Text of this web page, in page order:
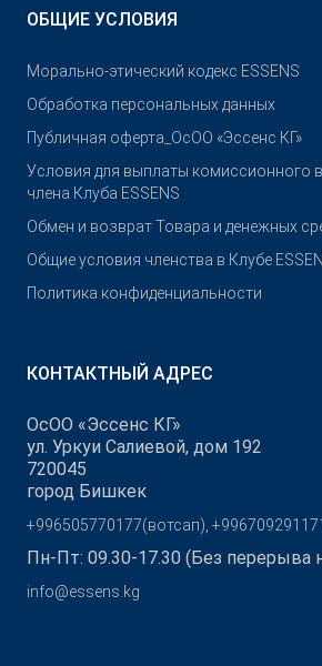
ОБЩИЕ УСЛОВИЯ
Морально-этический кодекс ESSENS
Обработка персональных данных
Публичная оферта_ОсОО «Эссенс КГ»
Условия для выплаты комиссионного
члена Клуба ESSENS
Обмен и возврат Товара и денежных
Общие условия членства в Клубе
Политика конфиденциальности
КОНТАКТНЫЙ АДРЕС
ОсОО «Эссенс КГ»
ул. Уркуи Салиевой, дом 192
720045
город Бишкек
+996505770177(вотсап), +996709291171
Пн-Пт: 09.30-17.30 (Без перерыва
info@essens.kg